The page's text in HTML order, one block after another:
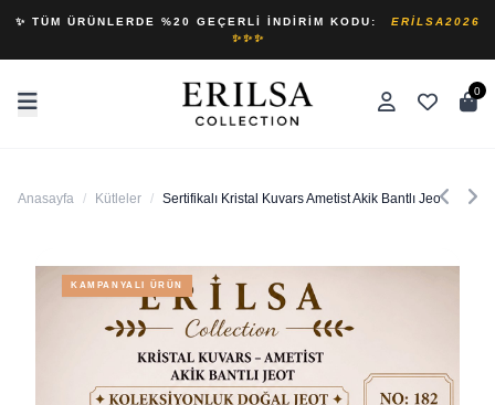
✨ TÜM ÜRÜNLERDE %20 GEÇERLI İNDIRIM KODU:
ERILSA2026
✨✨✨
0
Anasayfa / Kütleler / Sertifikalı Kristal Kuvars Ametist Akik Bantlı Jeot
KAMPANYALI ÜRÜN